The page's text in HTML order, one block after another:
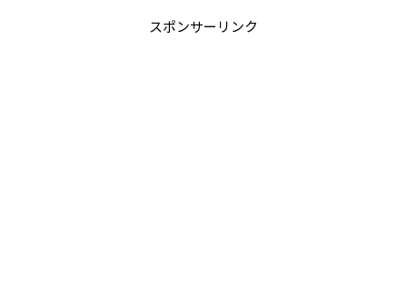
スポンサーリンク